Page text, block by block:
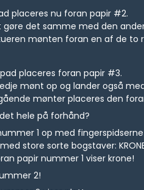
placeres nu foran papir #2.
gøre det samme med den
mønten foran en af de to
placeres foran papir #3.
mønt op og lander også
mønter placeres den
hele på forhånd?
1 op med
store sorte bogstaver:
papir nummer 1 viser krone!
2!